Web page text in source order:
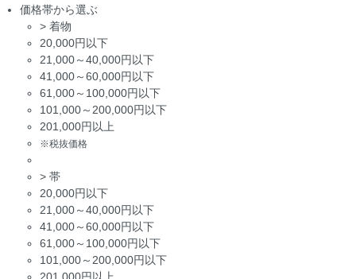
価格帯から選ぶ
> 着物
20,000円以下
21,000～40,000円以下
41,000～60,000円以下
61,000～100,000円以下
101,000～200,000円以下
201,000円以上
※税抜価格
> 帯
20,000円以下
21,000～40,000円以下
41,000～60,000円以下
61,000～100,000円以下
101,000～200,000円以下
201,000円以上